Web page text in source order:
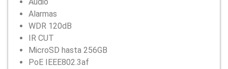
Alarmas
WDR 120dB
IR CUT
MicroSD hasta 256GB
PoE IEEE802.3af